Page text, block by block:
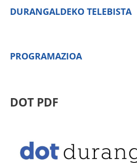
DURANGALDEKO TELEBISTA
PROGRAMAZIOA
DOT PDF